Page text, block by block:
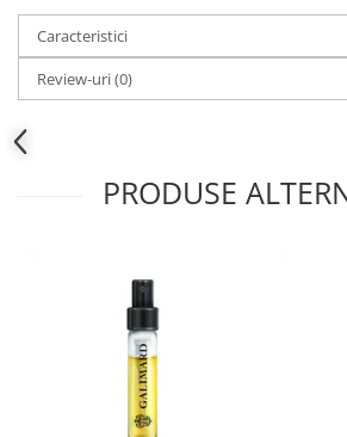
Caracteristici
Review-uri(0)
PRODUSE